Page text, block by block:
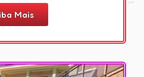
Mais